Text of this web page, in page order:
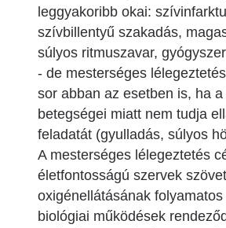
leggyakoribb okai:
szívbillentyű szakadás,
súlyos ritmuszavar,
- de mesterséges
sor abban az esetben is, ha
betegségei miatt nem tudja
feladatát (gyulladás, súlyos
A mesterséges lélegeztetés
életfontosságú szervek
oxigénellátásának
biológiai működések